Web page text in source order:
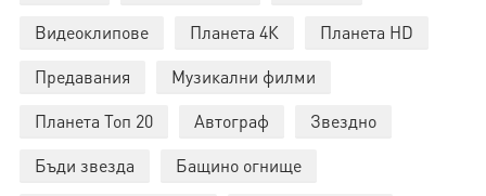
Видеоклипове
Планета 4К
Планета HD
Предавания
Музикални филми
Планета Топ 20
Автограф
Звездно
Бъди звезда
Бащино огнище